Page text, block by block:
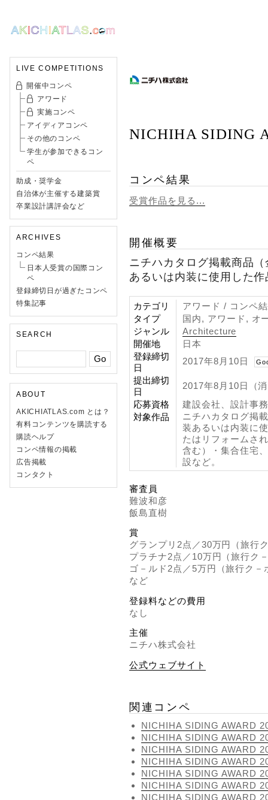
LIVE COMPETITIONS
開催中コンペ
アワード
実施コンペ
アイディアコンペ
その他のコンペ
学生が参加できるコン
ペ
助成・奨学金
自治体が主催する建築賞
卒業設計講評会など
ARCHIVES
コンペ結果
日本人受賞の国際コン
ペ
登録締切日が過ぎたコンペ
特集記事
SEARCH
ABOUT
AKICHIATLAS.com とは？
有料コンテンツを購読する
購読ヘルプ
コンペ情報の掲載
広告掲載
コンタクト
NICHIHA SIDING
コンペ結果
受賞作品を見る...
開催概要
ニチハカタログ掲載商品
あるいは内装に使用した
カテゴリ
アワード / コンペ
タイプ
国内, アワード, オ
ジャンル
Architecture
開催地
日本
登録締切
日
2017年8月10日
提出締切
日
2017年8月10日（
応募資格
建設会社、設計事
対象作品
ニチハカタログ掲
装あるいは内装に
たはリフォームさ
含む）・集合住宅
設など。
審査員
難波和彦
飯島直樹
賞
グランプリ2点／30万円（旅行
プラチナ2点／10万円（旅行ク
ゴ－ルド2点／5万円（旅行ク－
など
登録料などの費用
なし
主催
ニチハ株式会社
公式ウェブサイト
関連コンペ
NICHIHA SIDING AWARD
NICHIHA SIDING AWARD
NICHIHA SIDING AWARD
NICHIHA SIDING AWARD
NICHIHA SIDING AWARD
NICHIHA SIDING AWARD
NICHIHA SIDING AWARD